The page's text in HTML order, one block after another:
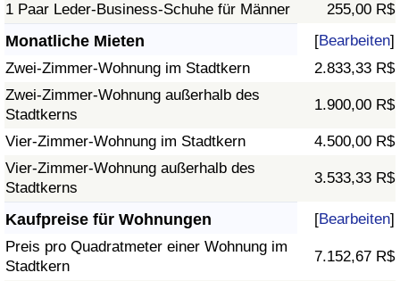
1 Paar Leder-Business-Schuhe für Männer 255,00 R$
Monatliche Mieten [Bearbeiten]
Zwei-Zimmer-Wohnung im Stadtkern
2.833,33 R$
Zwei-Zimmer-Wohnung außerhalb des
Stadtkerns
1.900,00 R$
Vier-Zimmer-Wohnung im Stadtkern
4.500,00 R$
Vier-Zimmer-Wohnung außerhalb des
Stadtkerns
3.533,33 R$
Kaufpreise für Wohnungen [Bearbeiten]
Preis pro Quadratmeter einer Wohnung im
Stadtkern
7.152,67 R$